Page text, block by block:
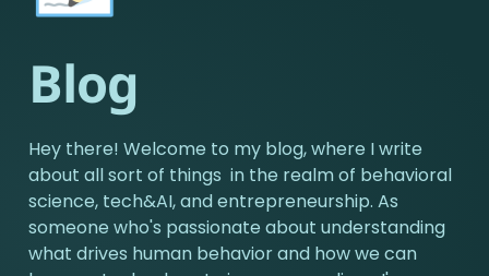
Blog
Hey there! Welcome to my blog, where I write
about all sort of things  in the realm of behavioral
science, tech&AI, and entrepreneurship. As
someone who's passionate about understanding
what drives human behavior and how we can